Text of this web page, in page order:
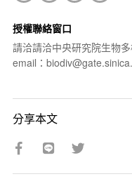
授權聯絡窗口
請洽請洽中央研究院生物
email：
分享本文